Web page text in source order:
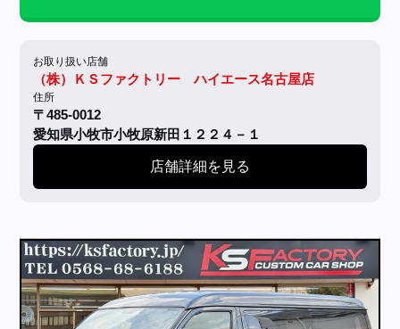
お取り扱い店舗
（株）ＫＳファクトリー ハイエース名古屋店
住所
〒485-0012
愛知県小牧市小牧原新田１２２４－１
店舗詳細を見る